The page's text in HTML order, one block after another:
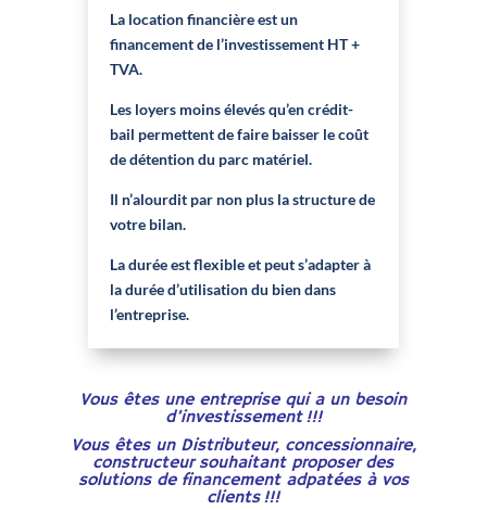
La location financière est un
financement de l’investissement HT +
TVA.
Les loyers moins élevés qu’en crédit-
bail permettent de faire baisser le coût
de détention du parc matériel.
Il n’alourdit par non plus la structure de
votre bilan.
La durée est flexible et peut s’adapter à
la durée d’utilisation du bien dans
l’entreprise.
Vous êtes une entreprise qui a un besoin
d’investissement !!!
Vous êtes un Distributeur, concessionnaire,
constructeur souhaitant proposer des
solutions de financement adpatées à vos
clients !!!